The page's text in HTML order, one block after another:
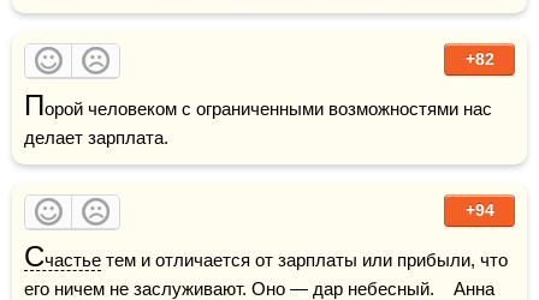
+82
Порой человеком с ограниченными возможностями нас
делает зарплата.
+94
Счастье тем и отличается от зарплаты или прибыли, что
его ничем не заслуживают. Оно — дар небесный.    Анна